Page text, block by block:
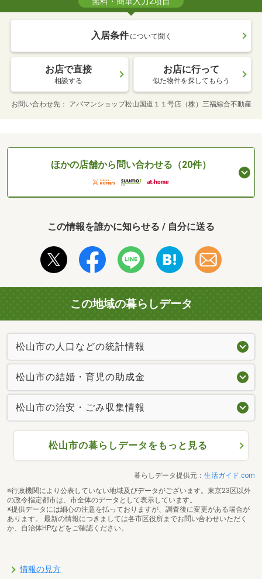
入居条件 について聞く
お店で直接
相談する
お店に行って
似た物件を探してもらう
お問い合わせ先 アパマンショップ松山国道１１号店（株）三福綜合不動産
ほかの店舗から問い合わせる（20件）
この情報を誰かに知らせる / 自分に送る
この地域の暮らしデータ
松山市の人口などの統計情報
松山市の結婚・育児の助成金
松山市の治安・ごみ収集情報
松山市の暮らしデータをもっと見る
暮らしデータ提供元： 生活ガイド.com
※行政機関により公表していない地域及びデータがございます。東京23区以外
の政令指定都市は、市全体のデータとして表示しています。
※提供データには細心の注意を払っておりますが、調査後に変更がある場合が
あります。 最新の情報につきましては各市区役所までお問い合わせいただく
か、自治体HPなどをご確認ください。
情報の見方